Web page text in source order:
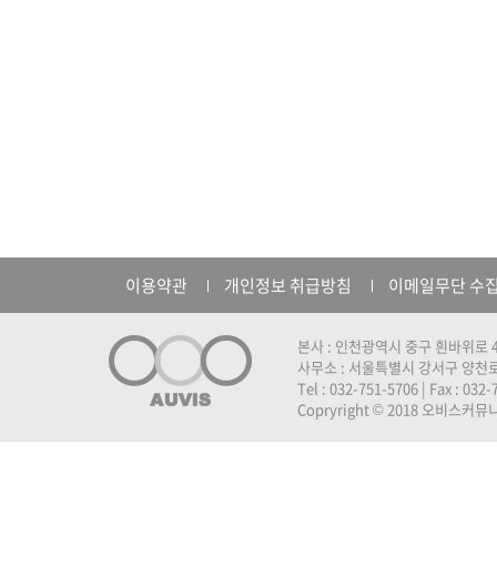
이용약관 개인정보 취급방침 이메일무단 수
본사 : 인천광역시 중구 흰바위
사무소 : 서울특별시 강서구 양천
Tel : 032-751-5706 | Fax :
Copryright © 2018 오비스커뮤